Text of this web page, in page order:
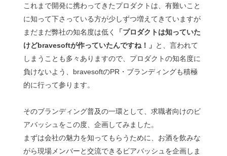
これまで開発に携わってきたプロダクトは、有難いこと
に知って下さっている方が少しずつ増えてきていますが
まだまだ弊社の知名度は低く
「プロダクトは知っていた
けどbravesoftが作っていたんですね！」 と、言われて
しまうことも多々ありますので、プロダクトの知名度に
負けないよう、bravesoftのPR・ブランディングも積極
的に行って参ります。
そのブランディング普及の一環として、求職者向けのビ
アバッシュをこの度、企画してみました。
まずは会社の魅力を知ってもらうために、お酒を飲みな
がら現場メンバーと交流できるビアバッシュを企画しま